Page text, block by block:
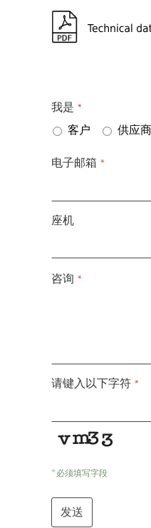
我是 *
客户 供应商
电子邮箱 *
座机
咨询 *
请键入以下字符 *
Contact
*必须填写字段
发送